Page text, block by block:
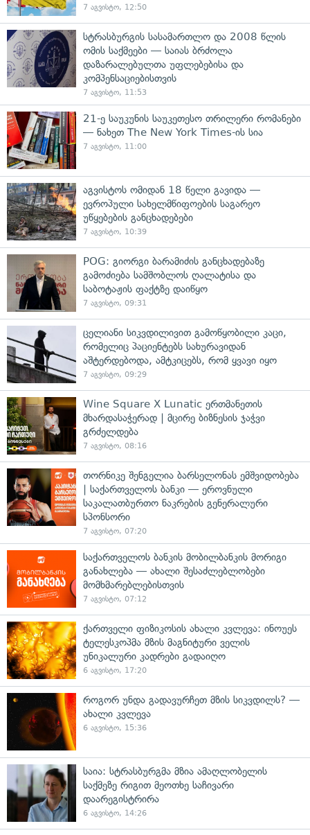
7 აგვისტო, 12:50
სტრასბურგის სასამართლო და 2008 წლის
ომის საქმეები — საიას ბრძოლა
დაზარალებულთა უფლებებისა და
კომპენსაციებისთვის
7 აგვისტო, 11:53
21-ე საუკუნის საუკეთესო თრილერი რომანები
— ნახეთ The New York Times-ის სია
7 აგვისტო, 11:00
აგვისტოს ომიდან 18 წელი გავიდა —
ევროპული სახელმწიფოების საგარეო
უწყებების განცხადებები
7 აგვისტო, 10:39
POG: გიორგი ბარამიძის განცხადებაზე
გამოძიება სამშობლოს ღალატისა და
საბოტაჟის ფაქტზე დაიწყო
7 აგვისტო, 09:31
ცელიანი სიკვდილივით გამოწყობილი კაცი,
რომელიც პაციენტებს სახურავიდან
აშტერდებოდა, ამტკიცებს, რომ ყვავი იყო
7 აგვისტო, 09:29
Wine Square X Lunatic ერთმანეთის
მხარდასაჭერად | მცირე ბიზნესის ჯაჭვი
გრძელდება
7 აგვისტო, 08:16
თორნიკე შენგელია ბარსელონას ემშვიდობება
| საქართველოს ბანკი — ეროვნული
საკალათბურთო ნაკრების გენერალური
სპონსორი
7 აგვისტო, 07:20
საქართველოს ბანკის მობილბანკის მორიგი
განახლება — ახალი შესაძლებლობები
მომხმარებლებისთვის
7 აგვისტო, 07:12
ქართველი ფიზიკოსის ახალი კვლევა: ინოუეს
ტელესკოპმა მზის მაგნიტური ველის
უნიკალური კადრები გადაიღო
6 აგვისტო, 17:20
როგორ უნდა გადავურჩეთ მზის სიკვდილს? —
ახალი კვლევა
6 აგვისტო, 15:36
საია: სტრასბურგმა მზია ამაღლობელის
საქმეზე რიგით მეოთხე საჩივარი
დაარეგისტრირა
6 აგვისტო, 14:26